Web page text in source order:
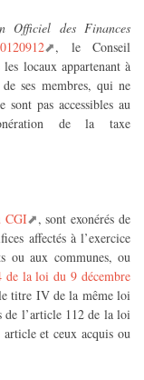
Officiel des Finances
, le Conseil
locaux appartenant à
ses membres, qui ne
pas accessibles au
de la taxe
CGI
, sont exonérés de
affectés à l’exercice
ou aux communes, ou
de la loi du 9 décembre
titre IV de la même loi
de l’article 112 de la loi
et ceux acquis ou